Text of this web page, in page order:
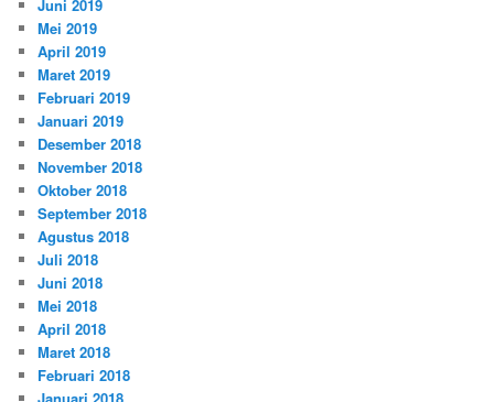
Juni 2019
Mei 2019
April 2019
Maret 2019
Februari 2019
Januari 2019
Desember 2018
November 2018
Oktober 2018
September 2018
Agustus 2018
Juli 2018
Juni 2018
Mei 2018
April 2018
Maret 2018
Februari 2018